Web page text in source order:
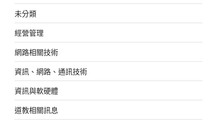
未分類
經營管理
網路相關技術
資訊、網路、通訊技術
資訊與軟硬體
道教相關訊息